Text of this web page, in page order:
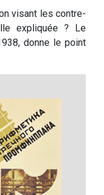
visant les contre-
expliquée ? Le
donne le point